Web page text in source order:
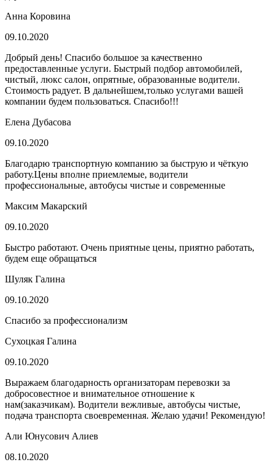
Анна Коровина
09.10.2020
Добрый день! Спасибо большое за качественно
предоставленные услуги. Быстрый подбор автомобилей,
чистый, люкс салон, опрятные, образованные водители.
Стоимость радует. В дальнейшем,только услугами вашей
компании будем пользоваться. Спасибо!!!
Елена Дубасова
09.10.2020
Благодарю транспортную компанию за быструю и чёткую
работу.Цены вполне приемлемые, водители
профессиональные, автобусы чистые и современные
Максим Макарский
09.10.2020
Быстро работают. Очень приятные цены, приятно работать,
будем еще обращаться
Шуляк Галина
09.10.2020
Спасибо за профессионализм
Сухоцкая Галина
09.10.2020
Выражаем благодарность организаторам перевозки за
добросовестное и внимательное отношение к
нам(заказчикам). Водители вежливые, автобусы чистые,
подача транспорта своевременная. Желаю удачи! Рекомендую!
Али Юнусович Алиев
08.10.2020